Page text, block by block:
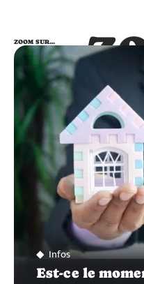
ZOOM SUR…
Infos
Est-ce le